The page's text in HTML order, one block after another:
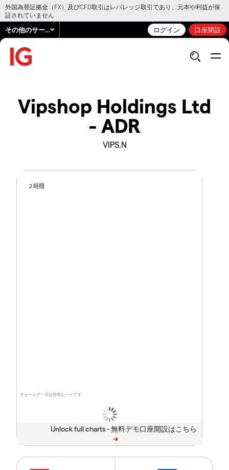
外国為替証拠金（FX）及びCFD取引はレバレッジ取引であり、元本や利益が保
証されていません
その他のサービス ログイン 口座開設
Vipshop Holdings Ltd
- ADR
VIPS.N
チャートデータは参考レートです
2 時間
Unlock full charts -